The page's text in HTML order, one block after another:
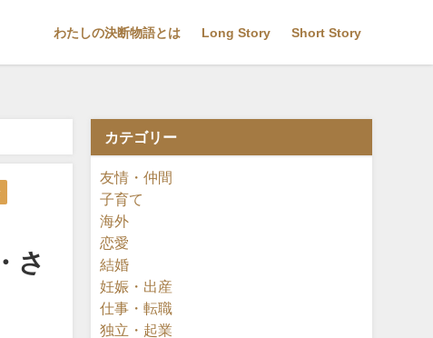
わたしの決断物語とは Long Story Short Story
ロジー株式会社 広報
さ
カテゴリー
友情・仲間
子育て
海外
恋愛
結婚
妊娠・出産
仕事・転職
独立・起業